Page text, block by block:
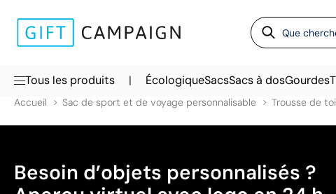
Tous les produits | ÉcologiqueSacsSacs à dosGourdes
Accueil Sac de sport et de voyage personnalisable Trousse de
Besoin d’objets personnalisés ?